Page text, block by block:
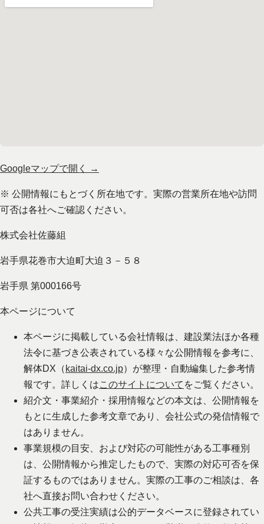
Googleマップで開く →
※ 公開情報にもとづく所在地です。実際の営業所在地や訪問
可否は各社へご確認ください。
株式会社佐藤組
岩手県花巻市大迫町大迫３－５８
岩手県 第000166号
本ページについて
本ページに掲載している会社情報は、建設業法ほか各種
法令に基づき公表されている様々な公開情報を参考に、
解体DX（ kaitai-dx.co.jp）が整理・自動編集した参考情
報です。詳しくはこのサイトについて をご覧ください。
紹介文・事業紹介・採用情報などの本文は、公開情報を
もとに生成した参考文章であり、会社公式の発信情報で
はありません。
事業規模の目安、および対応の可能性がある工事種別
は、公開情報から推定したもので、実際の対応可否を保
証するものではありません。実際の工事のご相談は、各
社へ直接お問い合わせください。
公共工事の受注実績は公的データベースに登録されてい